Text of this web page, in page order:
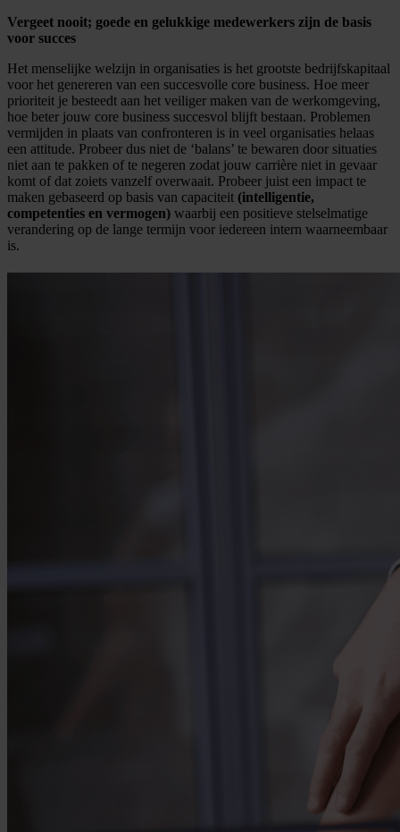
Vergeet nooit; goede en gelukkige medewerkers zijn de basis
voor succes
Het menselijke welzijn in organisaties is het grootste bedrijfskapitaal
voor het genereren van een succesvolle core business. Hoe meer
prioriteit je besteedt aan het veiliger maken van de werkomgeving,
hoe beter jouw core business succesvol blijft bestaan. Problemen
vermijden in plaats van confronteren is in veel organisaties helaas
een attitude. Probeer dus niet de ‘balans’ te bewaren door situaties
niet aan te pakken of te negeren zodat jouw carrière niet in gevaar
komt of dat zoiets vanzelf overwaait. Probeer juist een impact te
maken gebaseerd op basis van capaciteit (intelligentie,
competenties en vermogen) waarbij een positieve stelselmatige
verandering op de lange termijn voor iedereen intern waarneembaar
is.